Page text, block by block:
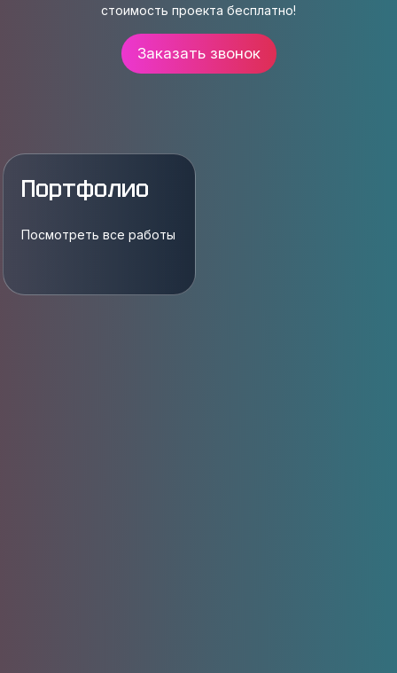
стоимость проекта бесплатно!
Заказать звонок
Портфолио
Посмотреть все работы